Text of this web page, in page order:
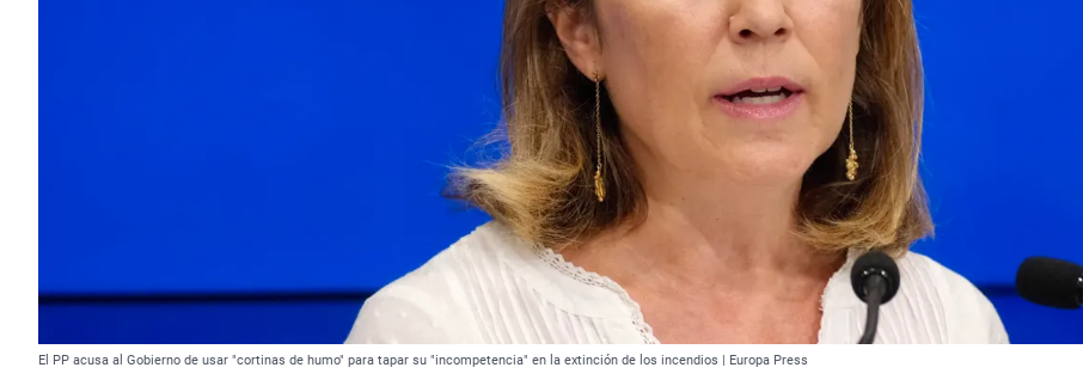
El PP acusa al Gobierno de usar "cortinas de humo" para tapar su "incompetencia" en la extinción de los incendios | Europa Press